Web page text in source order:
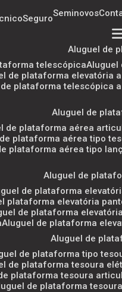
Seguro Seminovos
aluguel de
telescópica
de plataforma elevatória
de plataforma telescópica
aluguel de
de plataforma aérea
de plataforma aérea tipo
plataforma aérea tipo
aluguel de
de plataforma
plataforma elevatória
de plataforma
aluguel de plataforma
aluguel de
de plataforma tipo
de plataforma tesoura
de plataforma tesoura
de plataforma